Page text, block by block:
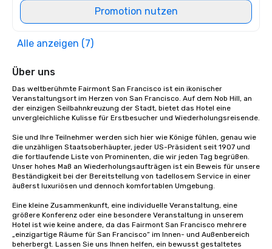
Promotion nutzen
Alle anzeigen (7)
Über uns
Das weltberühmte Fairmont San Francisco ist ein ikonischer
Veranstaltungsort im Herzen von San Francisco. Auf dem Nob Hill, an
der einzigen Seilbahnkreuzung der Stadt, bietet das Hotel eine
unvergleichliche Kulisse für Erstbesucher und Wiederholungsreisende.
Sie und Ihre Teilnehmer werden sich hier wie Könige fühlen, genau wie
die unzähligen Staatsoberhäupter, jeder US-Präsident seit 1907 und
die fortlaufende Liste von Prominenten, die wir jeden Tag begrüßen.
Unser hohes Maß an Wiederholungsaufträgen ist ein Beweis für unsere
Beständigkeit bei der Bereitstellung von tadellosem Service in einer
äußerst luxuriösen und dennoch komfortablen Umgebung.
Eine kleine Zusammenkunft, eine individuelle Veranstaltung, eine
größere Konferenz oder eine besondere Veranstaltung in unserem
Hotel ist wie keine andere, da das Fairmont San Francisco mehrere
„einzigartige Räume für San Francisco“ im Innen- und Außenbereich
beherbergt. Lassen Sie uns Ihnen helfen, ein bewusst gestaltetes